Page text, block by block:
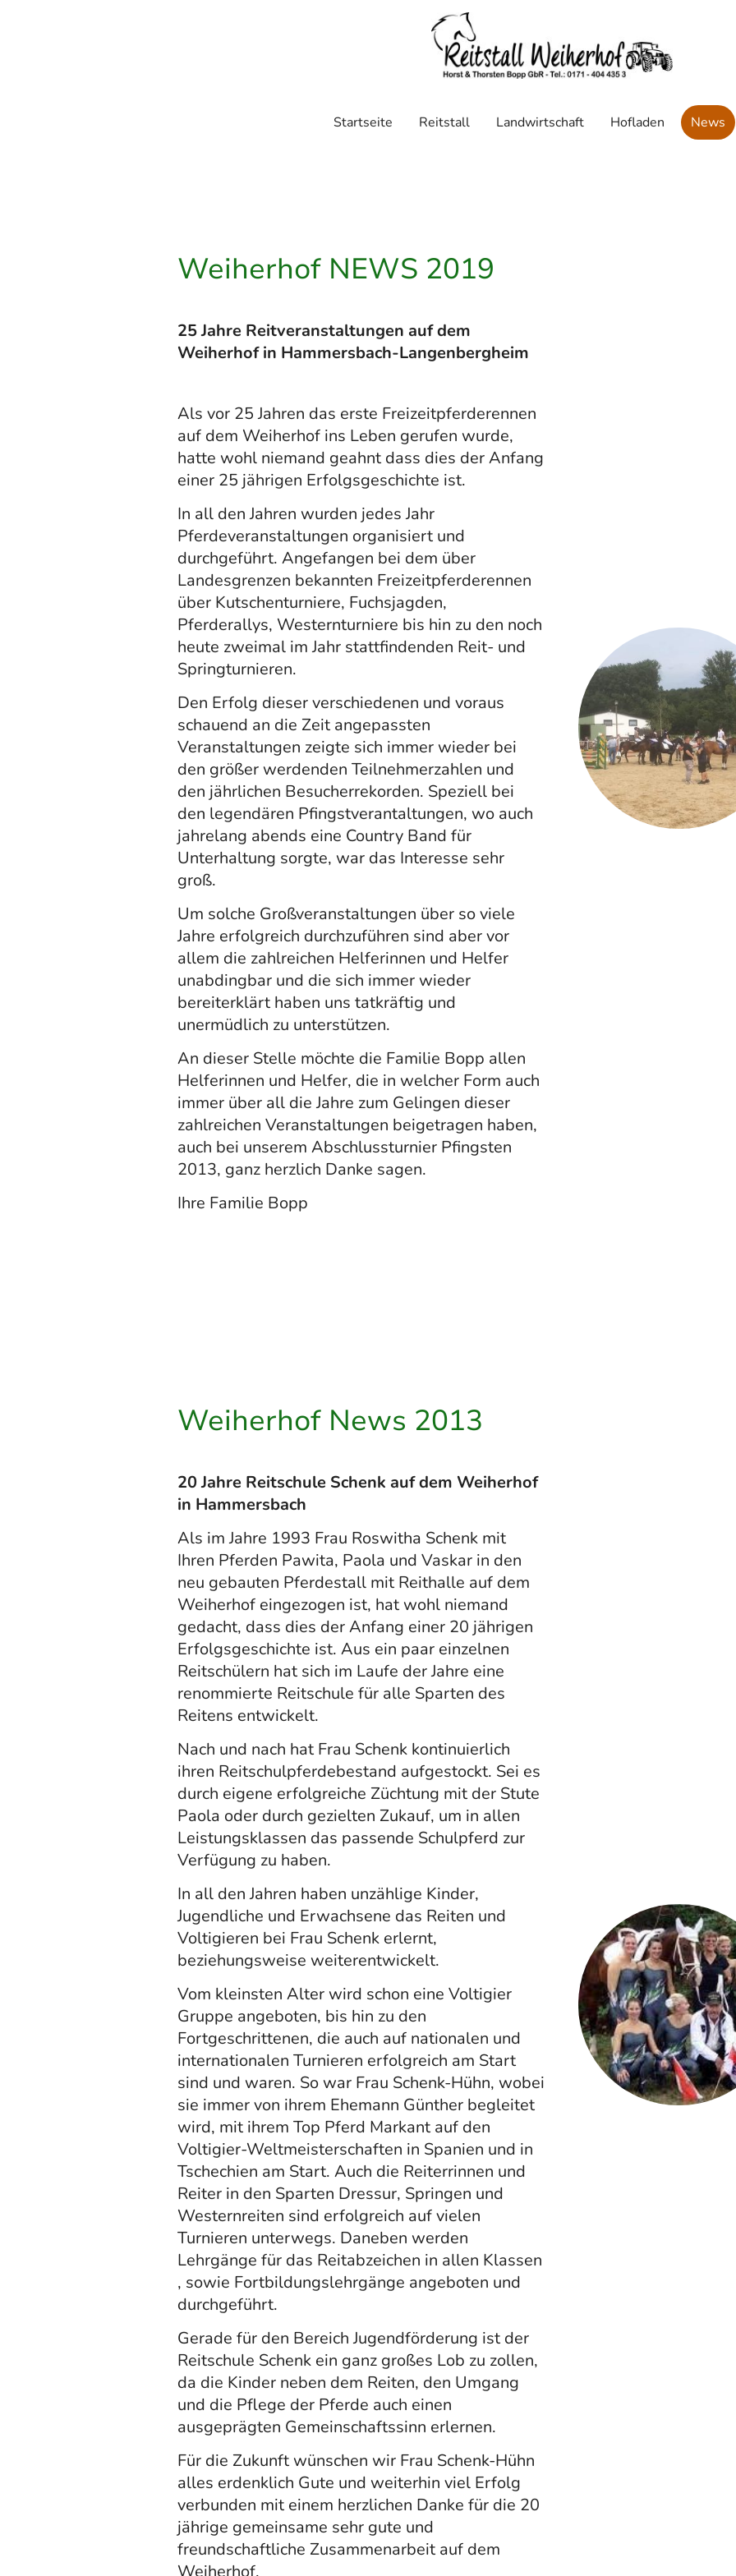
Startseite Reitstall Landwirtschaft Hofladen News
Weiherhof NEWS 2019
25 Jahre Reitveranstaltungen auf dem
Weiherhof in Hammersbach-Langenbergheim
Als vor 25 Jahren das erste Freizeitpferderennen
auf dem Weiherhof ins Leben gerufen wurde,
hatte wohl niemand geahnt dass dies der Anfang
einer 25 jährigen Erfolgsgeschichte ist.
In all den Jahren wurden jedes Jahr
Pferdeveranstaltungen organisiert und
durchgeführt. Angefangen bei dem über
Landesgrenzen bekannten Freizeitpferderennen
über Kutschenturniere, Fuchsjagden,
Pferderallys, Westernturniere bis hin zu den noch
heute zweimal im Jahr stattfindenden Reit- und
Springturnieren.
Den Erfolg dieser verschiedenen und voraus
schauend an die Zeit angepassten
Veranstaltungen zeigte sich immer wieder bei
den größer werdenden Teilnehmerzahlen und
den jährlichen Besucherrekorden. Speziell bei
den legendären Pfingstverantaltungen, wo auch
jahrelang abends eine Country Band für
Unterhaltung sorgte, war das Interesse sehr
groß.
Um solche Großveranstaltungen über so viele
Jahre erfolgreich durchzuführen sind aber vor
allem die zahlreichen Helferinnen und Helfer
unabdingbar und die sich immer wieder
bereiterklärt haben uns tatkräftig und
unermüdlich zu unterstützen.
An dieser Stelle möchte die Familie Bopp allen
Helferinnen und Helfer, die in welcher Form auch
immer über all die Jahre zum Gelingen dieser
zahlreichen Veranstaltungen beigetragen haben,
auch bei unserem Abschlussturnier Pfingsten
2013, ganz herzlich Danke sagen.
Ihre Familie Bopp
Weiherhof News 2013
20 Jahre Reitschule Schenk auf dem Weiherhof
in Hammersbach
Als im Jahre 1993 Frau Roswitha Schenk mit
Ihren Pferden Pawita, Paola und Vaskar in den
neu gebauten Pferdestall mit Reithalle auf dem
Weiherhof eingezogen ist, hat wohl niemand
gedacht, dass dies der Anfang einer 20 jährigen
Erfolgsgeschichte ist. Aus ein paar einzelnen
Reitschülern hat sich im Laufe der Jahre eine
renommierte Reitschule für alle Sparten des
Reitens entwickelt.
Nach und nach hat Frau Schenk kontinuierlich
ihren Reitschulpferdebestand aufgestockt. Sei es
durch eigene erfolgreiche Züchtung mit der Stute
Paola oder durch gezielten Zukauf, um in allen
Leistungsklassen das passende Schulpferd zur
Verfügung zu haben.
In all den Jahren haben unzählige Kinder,
Jugendliche und Erwachsene das Reiten und
Voltigieren bei Frau Schenk erlernt,
beziehungsweise weiterentwickelt.
Vom kleinsten Alter wird schon eine Voltigier
Gruppe angeboten, bis hin zu den
Fortgeschrittenen, die auch auf nationalen und
internationalen Turnieren erfolgreich am Start
sind und waren. So war Frau Schenk-Hühn, wobei
sie immer von ihrem Ehemann Günther begleitet
wird, mit ihrem Top Pferd Markant auf den
Voltigier-Weltmeisterschaften in Spanien und in
Tschechien am Start. Auch die Reiterrinnen und
Reiter in den Sparten Dressur, Springen und
Westernreiten sind erfolgreich auf vielen
Turnieren unterwegs. Daneben werden
Lehrgänge für das Reitabzeichen in allen Klassen
, sowie Fortbildungslehrgänge angeboten und
durchgeführt.
Gerade für den Bereich Jugendförderung ist der
Reitschule Schenk ein ganz großes Lob zu zollen,
da die Kinder neben dem Reiten, den Umgang
und die Pflege der Pferde auch einen
ausgeprägten Gemeinschaftssinn erlernen.
Für die Zukunft wünschen wir Frau Schenk-Hühn
alles erdenklich Gute und weiterhin viel Erfolg
verbunden mit einem herzlichen Danke für die 20
jährige gemeinsame sehr gute und
freundschaftliche Zusammenarbeit auf dem
Weiherhof.